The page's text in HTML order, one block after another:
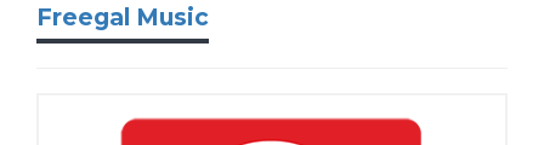
Freegal Music